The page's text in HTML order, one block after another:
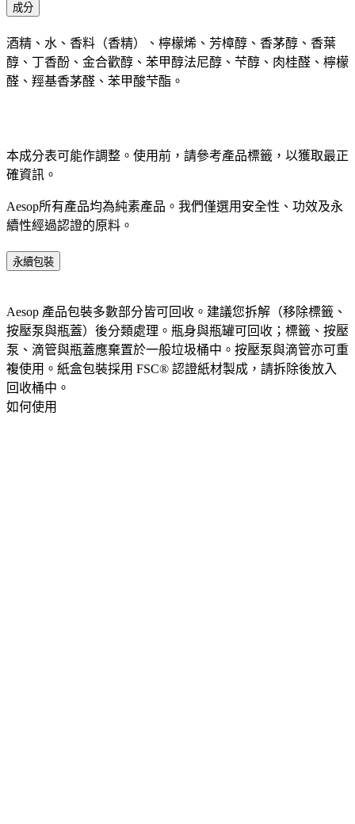
成分
酒精、水、香料（香精）、檸檬烯、芳樟醇、香茅醇、香葉
醇、丁香酚、金合歡醇、苯甲醇法尼醇、芐醇、肉桂醛、檸檬
醛、羥基香茅醛、苯甲酸芐酯。
本成分表可能作調整。使用前，請參考產品標籤，以獲取最正
確資訊。​
Aesop所有產品均為純素產品。我們僅選用安全性、功效及永
續性經過認證的原料。​
永續包裝
Aesop 產品包裝多數部分皆可回收。建議您拆解（移除標籤、
按壓泵與瓶蓋）後分類處理。瓶身與瓶罐可回收；標籤、按壓
泵、滴管與瓶蓋應棄置於一般垃圾桶中。按壓泵與滴管亦可重
複使用。紙盒包裝採用 FSC® 認證紙材製成，請拆除後放入
回收桶中。​
如何使用